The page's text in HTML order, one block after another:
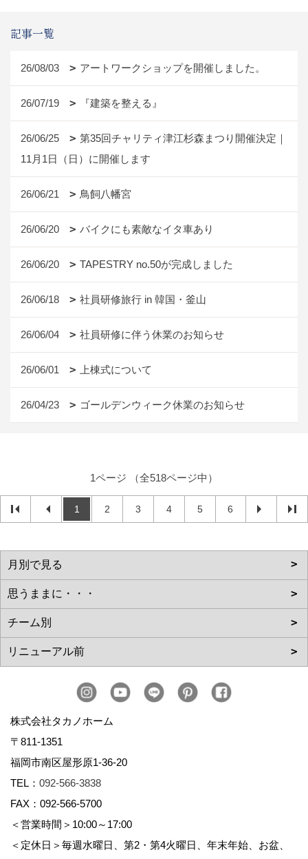
記事一覧
26/08/03 アートワークショップを開催しました。
26/07/19 『建築を整える』
26/06/25
第35回チャリティ津江杉森まつり開催決定｜
11月1日（日）に開催します
26/06/21 鳥飼八幡宮
26/06/20 バイクにも素敵なイタ車あり
26/06/20 TAPESTRY no.50が完成しました
26/06/18 社員研修旅行 in 韓国・釜山
26/06/04 社員研修に伴う休業のお知らせ
26/06/01 上棟式について
26/04/23 ゴールデンウィーク休業のお知らせ
1ページ （全518ページ中）
1 2 3 4 5 6
株式会社タカノホーム
〒811-1351
福岡市南区屋形原1-36-20
TEL： 092-566-3838
FAX：092-566-5700
＜営業時間＞10:00～17:00
＜定休日＞毎週水曜日、第2・第4火曜日、年末年始、お盆、